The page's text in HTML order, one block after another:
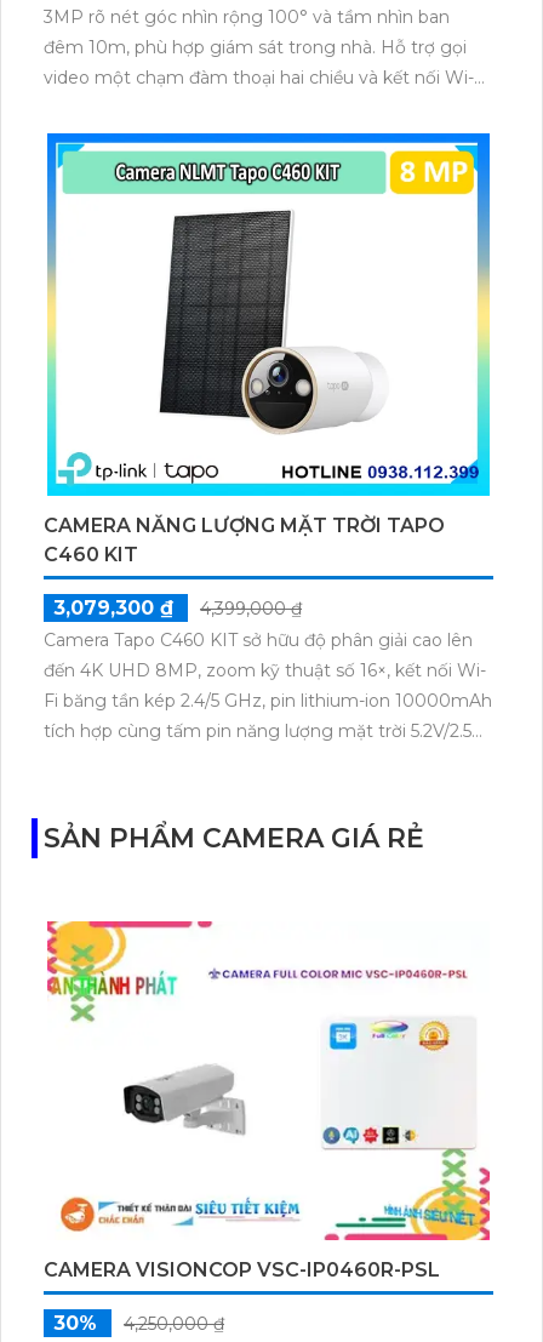
3MP rõ nét góc nhìn rộng 100° và tầm nhìn ban
đêm 10m, phù hợp giám sát trong nhà. Hỗ trợ gọi
video một chạm đàm thoại hai chiều và kết nối Wi-Fi
microSD tối đa 256GB hoặc lưu đám mây dễ lắp đặt
cho gia đình và văn phòng nhỏ.
CAMERA NĂNG LƯỢNG MẶT TRỜI TAPO
C460 KIT
3,079,300 ₫
4,399,000 ₫
Camera Tapo C460 KIT sở hữu độ phân giải cao lên
đến 4K UHD 8MP, zoom kỹ thuật số 16×, kết nối Wi-
Fi băng tần kép 2.4/5 GHz, pin lithium-ion 10000mAh
tích hợp cùng tấm pin năng lượng mặt trời 5.2V/2.5W.
SẢN PHẨM CAMERA GIÁ RẺ
CAMERA VISIONCOP VSC-IP0460R-PSL
30%
4,250,000 ₫